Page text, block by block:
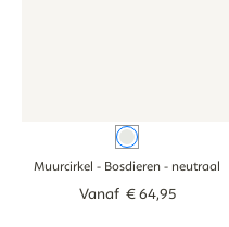
neutraal
Muurcirkel - Bosdieren - neutraal
Vanaf €64,95